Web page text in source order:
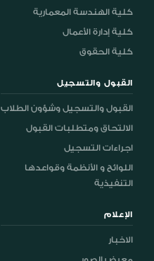
كلية الهندسة المعمارية
كلية إدارة الأعمال
كلية الحقوق
القبول والتسجيل
القبول والتسجيل وشؤون الطلاب
الالتحاق ومتطلبات القبول
اجراءات التسجيل
اللوائح و الأنظمة وقواعدها
التنفيذية
الإعلام
الاخبار